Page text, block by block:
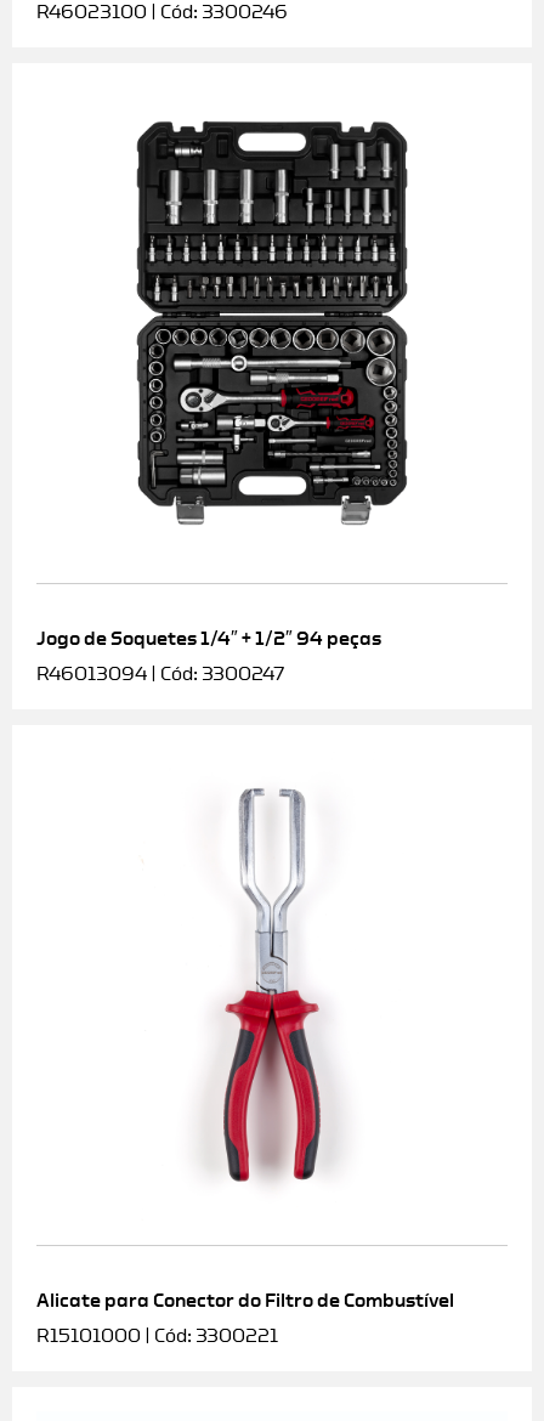
R46023100 | Cód: 3300246
Jogo de Soquetes 1/4″ + 1/2″ 94 peças
R46013094 | Cód: 3300247
Alicate para Conector do Filtro de Combustível
R15101000 | Cód: 3300221